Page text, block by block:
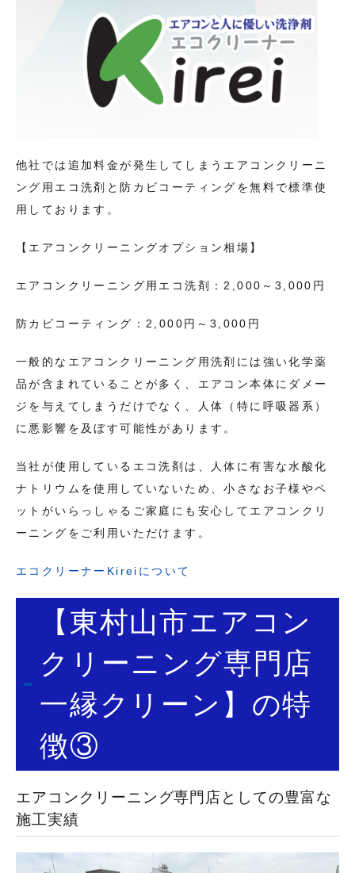
他社では追加料金が発生してしまうエアコンクリーニ
ング用エコ洗剤と防カビコーティングを無料で標準使
用しております。
【エアコンクリーニングオプション相場】
エアコンクリーニング用エコ洗剤：2,000～3,000円
防カビコーティング：2,000円～3,000円
一般的なエアコンクリーニング用洗剤には強い化学薬
品が含まれていることが多く、エアコン本体にダメー
ジを与えてしまうだけでなく、人体（特に呼吸器系）
に悪影響を及ぼす可能性があります。
当社が使用しているエコ洗剤は、人体に有害な水酸化
ナトリウムを使用していないため、小さなお子様やペ
ットがいらっしゃるご家庭にも安心してエアコンクリ
ーニングをご利用いただけます。
エコクリーナーKireiについて
【東村山市エアコン
クリーニング専門店
一縁クリーン】の特
徴③
エアコンクリーニング専門店としての豊富な
施工実績